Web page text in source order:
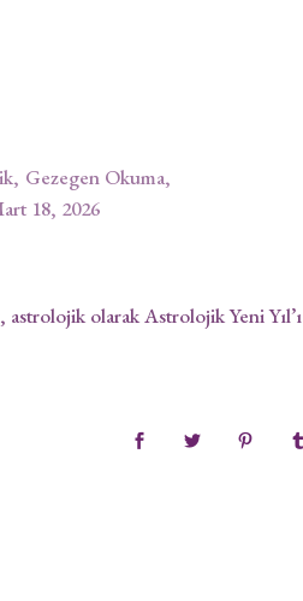
Gezegen Okuma
18, 2026
olarak Astrolojik Yeni Yıl’ı